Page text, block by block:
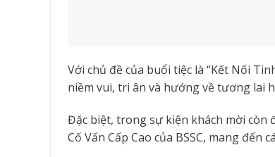
Với chủ đề của buổi tiệc là “Kết Nối
niềm vui, tri ân và hướng về tương lai
Đặc biệt, trong sự kiện khách mời còn
Cố Vấn Cấp Cao của BSSC, mang